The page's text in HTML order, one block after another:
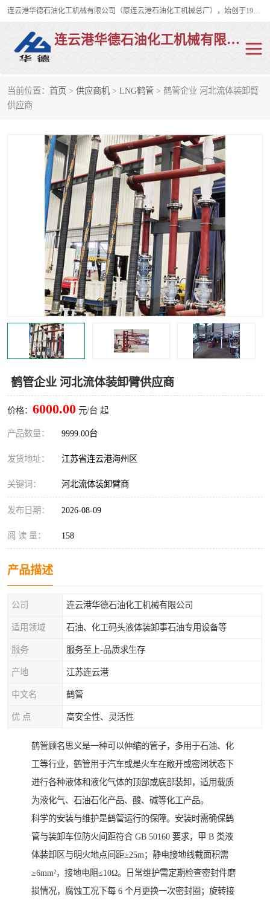
连云港华德石油化工机械有限公司（原连云港石油化工机械总厂），始创于1982年，是从事码头船用流体装卸臂、陆用流体装卸臂（鹤管）、活动梯、钢构平台、定量装车系统等全系列流体装卸设备的设计、制造、销售以及服务的专业供应商。
连云港华德石油化工机械有限公司
当前位置： 首页 > 供应商机 > LNG鹤管 > 鹤管企业 河北流体装卸臂
供应商
鹤管企业 河北流体装卸臂供应商
价格： 6000.00 元/台 起
产品数量： 9999.00台
发货地址： 江苏省连云港海州区
关键词： 河北流体装卸臂商
发布日期： 2026-08-09
阅 读 量： 158
产品描述
公司 连云港华德石油化工机械有限公司
适用领域 石油、化工码头液体装卸事石油专用设备等
服务 服务至上-品质求生存
产地 江苏连云港
中文名 鹤管
优 点 高安全性、灵活性
鹤管顾名思义是一种可以伸缩的管子，多用于石油、化
工等行业，鹤管用于汽车或是火车在敞开或密闭状态下
进行各种液体和液化气体的顶部或底部装卸，适用载质
为液化气、石油石化产品、酸、碱等化工产品。
科学的安装与维护是鹤管运行的保障。安装时需确保鹤
管与装卸车位防火间距符合 GB 50160 要求，甲 B 类液
体装卸区与明火地点间距≥25m；静电接地线截面积需
≥6mm²，接地电阻≤10Ω。日常维护需定期检查密封件磨
损情况，腐蚀工况下每 6 个月更换一次密封圈；旋转接
陆用流体装卸臂
液氨鹤管 液氯鹤管
LNG鹤管 活动梯
平台栈桥 卸车鹤管
装车鹤管 输油臂
紧急脱离干式接头 火车鹤管
汽车鹤管 顶部鹤管
底部鹤管 低温鹤管
浮动出油装置 鹤管